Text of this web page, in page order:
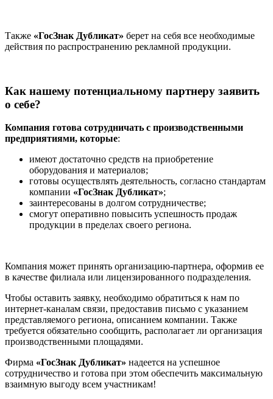
Также «ГосЗнак Дубликат» берет на себя все необходимые
действия по распространению рекламной продукции.
Как нашему потенциальному партнеру заявить
о себе?
Компания готова сотрудничать с производственными
предприятиями, которые:
имеют достаточно средств на приобретение
оборудования и материалов;
готовы осуществлять деятельность, согласно стандартам
компании «ГосЗнак Дубликат»;
заинтересованы в долгом сотрудничестве;
смогут оперативно повысить успешность продаж
продукции в пределах своего региона.
Компания может принять организацию-партнера, оформив ее
в качестве филиала или лицензированного подразделения.
Чтобы оставить заявку, необходимо обратиться к нам по
интернет-каналам связи, предоставив письмо с указанием
представляемого региона, описанием компании. Также
требуется обязательно сообщить, располагает ли организация
производственными площадями.
Фирма «ГосЗнак Дубликат» надеется на успешное
сотрудничество и готова при этом обеспечить максимальную
взаимную выгоду всем участникам!